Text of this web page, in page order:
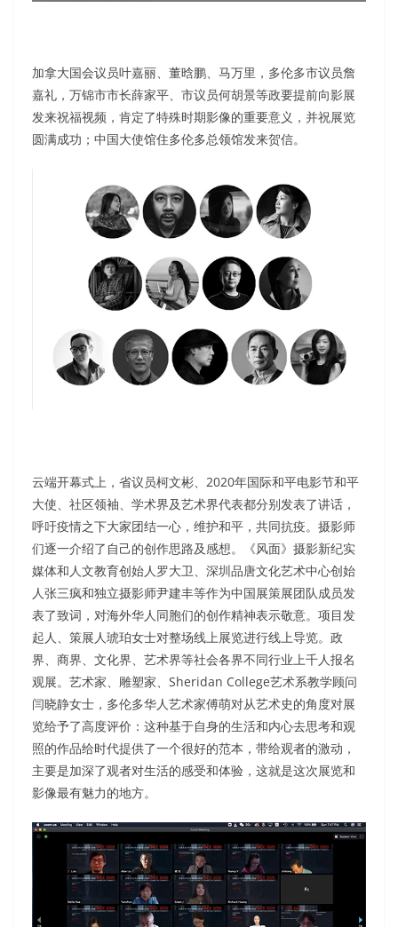
加拿大国会议员叶嘉丽、董晗鹏、马万里，多伦多市议员詹
嘉礼，万锦市市长薛家平、市议员何胡景等政要提前向影展
发来祝福视频，肯定了特殊时期影像的重要意义，并祝展览
圆满成功；中国大使馆住多伦多总领馆发来贺信。
云端开幕式上，省议员柯文彬、2020年国际和平电影节和平
大使、社区领袖、学术界及艺术界代表都分别发表了讲话，
呼吁疫情之下大家团结一心，维护和平，共同抗疫。摄影师
们逐一介绍了自己的创作思路及感想。《风面》摄影新纪实
媒体和人文教育创始人罗大卫、深圳品唐文化艺术中心创始
人张三疯和独立摄影师尹建丰等作为中国展策展团队成员发
表了致词，对海外华人同胞们的创作精神表示敬意。项目发
起人、策展人琥珀女士对整场线上展览进行线上导览。政
界、商界、文化界、艺术界等社会各界不同行业上千人报名
观展。艺术家、雕塑家、Sheridan College艺术系教学顾问
闫晓静女士，多伦多华人艺术家傅萌对从艺术史的角度对展
览给予了高度评价：这种基于自身的生活和内心去思考和观
照的作品给时代提供了一个很好的范本，带给观者的激动，
主要是加深了观者对生活的感受和体验，这就是这次展览和
影像最有魅力的地方。